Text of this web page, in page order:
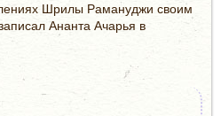
Шрилы Рамануджи своим
Ананта Ачарья в